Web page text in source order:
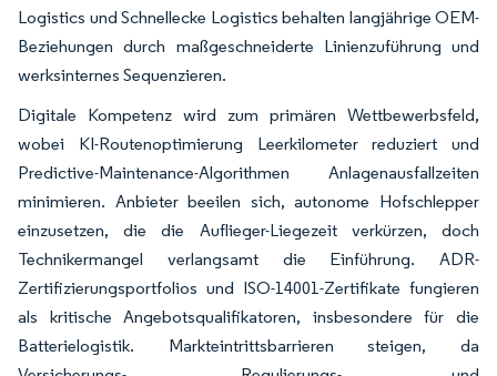
Logistics und Schnellecke Logistics behalten langjährige OEM-
Beziehungen durch maßgeschneiderte Linienzuführung und
werksinternes Sequenzieren.
Digitale Kompetenz wird zum primären Wettbewerbsfeld,
wobei KI-Routenoptimierung Leerkilometer reduziert und
Predictive-Maintenance-Algorithmen Anlagenausfallzeiten
minimieren. Anbieter beeilen sich, autonome Hofschlepper
einzusetzen, die die Auflieger-Liegezeit verkürzen, doch
Technikermangel verlangsamt die Einführung. ADR-
Zertifizierungsportfolios und ISO-14001-Zertifikate fungieren
als kritische Angebotsqualifikatoren, insbesondere für die
Batterielogistik. Markteintrittsbarrieren steigen, da